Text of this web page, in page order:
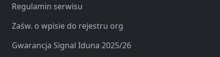
Regulamin serwisu
Zaśw. o wpisie do rejestru org
Gwarancja Signal Iduna 2025/26